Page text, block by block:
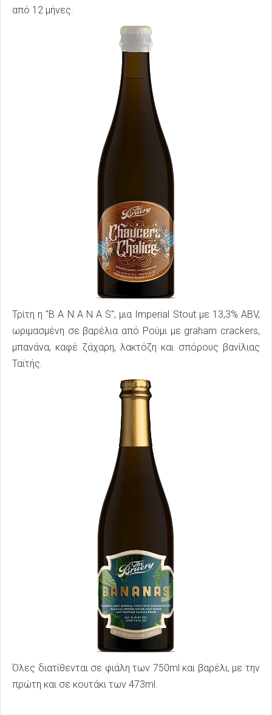
από 12 μήνες.
Τρίτη η "B A N A N A S", μια Imperial Stout με 13,3% ABV,
ωριμασμένη σε βαρέλια από Ρούμι με graham crackers,
μπανάνα, καφέ ζάχαρη, λακτόζη και σπόρους βανίλιας
Ταϊτής.
Όλες διατίθενται σε φιάλη των 750ml και βαρέλι, με την
πρώτη και σε κουτάκι των 473ml.